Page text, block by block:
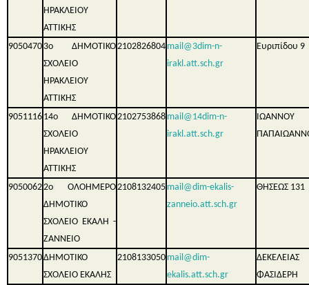
ΗΡΑΚΛΕΙΟΥ
ΑΤΤΙΚΗΣ
9050470 3ο ΔΗΜΟΤΙΚΟ
ΣΧΟΛΕΙΟ
ΗΡΑΚΛΕΙΟΥ
ΑΤΤΙΚΗΣ
2102826804 mail@3dim-n-
irakl.att.sch.gr
Ευριπίδου 9
9051116 14ο ΔΗΜΟΤΙΚΟ
ΣΧΟΛΕΙΟ
ΗΡΑΚΛΕΙΟΥ
ΑΤΤΙΚΗΣ
2102753868 mail@14dim-n-
irakl.att.sch.gr
ΙΩΑΝΝΟΥ
90500622ο ΟΛΟΗΜΕΡΟ
ΔΗΜΟΤΙΚΟ
ΣΧΟΛΕΙΟ ΕΚΑΛΗ -
ΖΑΝΝΕΙΟ
2108132405 mail@dim-ekalis-
zanneio.att.sch.gr
ΘΗΣΕΩΣ 131
9051370ΔΗΜΟΤΙΚΟ
ΣΧΟΛΕΙΟ ΕΚΑΛΗΣ
2108133050 mail@dim-
ekalis.att.sch.gr
ΦΑΣΙΔΕΡΗ